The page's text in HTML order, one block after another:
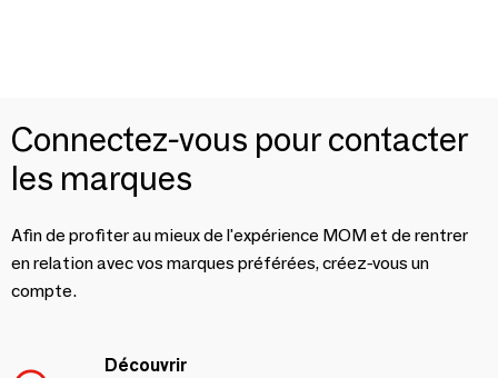
Connectez-vous pour contacter
les marques
Afin de profiter au mieux de l'expérience MOM et de rentrer
en relation avec vos marques préférées, créez-vous un
compte.
Découvrir